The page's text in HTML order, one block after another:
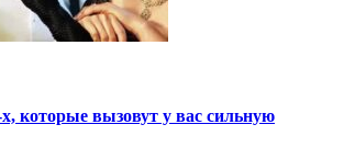
которые вызовут у вас сильную